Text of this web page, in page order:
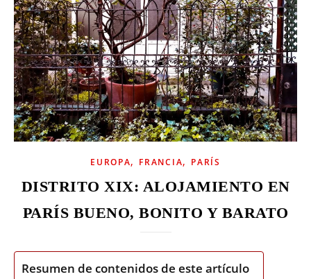
EUROPA, FRANCIA, PARÍS
DISTRITO XIX: ALOJAMIENTO EN
PARÍS BUENO, BONITO Y BARATO
Resumen de contenidos de este artículo